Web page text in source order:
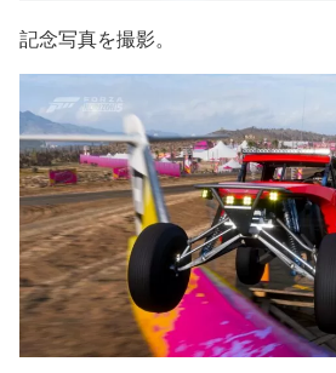
記念写真を撮影。